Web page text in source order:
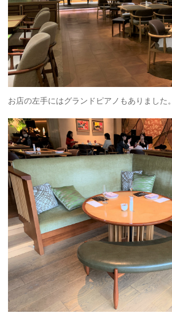
お店の左手にはグランドピアノもありました。